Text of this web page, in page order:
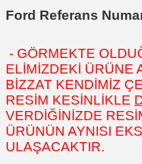
Ford Referans
- GÖRMEKTE
ELİMİZDEKİ ÜRÜNE
BİZZAT KENDİMİZ
RESİM KESİNLİKLE
VERDİĞİNİZDE
ÜRÜNÜN AYNISI
ULAŞACAKTIR.